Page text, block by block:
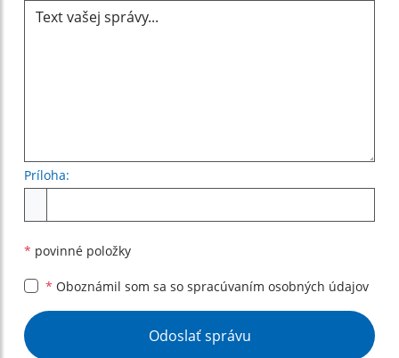
Príloha:
* povinné položky
* Oboznámil som sa so spracúvaním osobných údajov
Google reCaptcha Response
Odoslať správu